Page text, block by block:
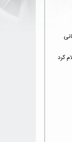
کرد